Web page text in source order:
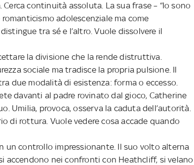
continuità assoluta. La sua frase – “Io sono
adolescenziale ma come
tra sé e l’altro. Vuole dissolvere il
la divisione che la rende distruttiva.
sociale ma tradisce la propria pulsione. Il
due modalità di esistenza: forma o eccesso.
davanti al padre rovinato dal gioco, Catherine
Umilia, provoca, osserva la caduta dell’autorità.
di rottura. Vuole vedere cosa accade quando
un controllo impressionante. Il suo volto alterna
accendono nei confronti con Heathcliff, si velano